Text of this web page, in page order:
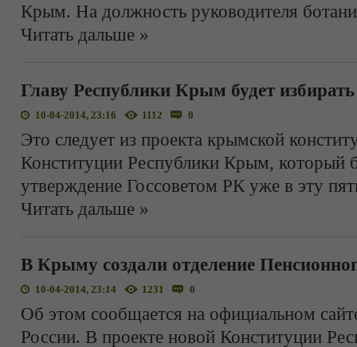
Крым. На должность руководителя
Читать дальше »
Главу Республики Крым будет
10-04-2014, 23:16 1112 0
Это следует из проекта крымской
Конституции Республики Крым, который
утверждение Госсоветом РК уже в эту
Читать дальше »
В Крыму создали отделение
10-04-2014, 23:14 1231 0
Об этом сообщается на официальном
России. В проекте новой Конституции